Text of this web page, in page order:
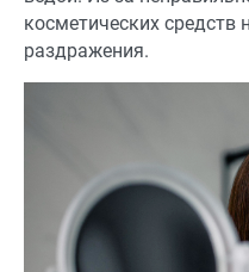
косметических средств
раздражения.